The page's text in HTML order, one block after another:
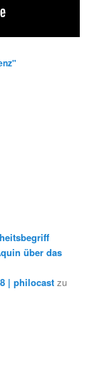
über das
| philocast zu